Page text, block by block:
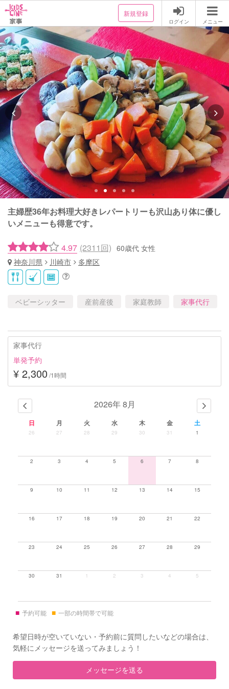
新規登録
ログイン メニュー
主婦歴36年お料理大好きレパートリーも沢山あり体に優し
いメニューも得意です。
4.97 (2311回) 60歳代 女性
神奈川県
川崎市 多摩区
ベビーシッター 産前産後 家庭教師 家事代行
家事代行
単発予約
¥ 2,300 /1時間
2026年 8月
日 月 火 水 木 金 土
26 27 28 29 30 31 1
2 3 4 5 6 7 8
9 10 11 12 13 14 15
16 17 18 19 20 21 22
23 24 25 26 27 28 29
30 31 1 2 3 4 5
■ 予約可能 ■ 一部の時間帯で可能
希望日時が空いていない・予約前に質問したいなどの場合は、
気軽にメッセージを送ってみましょう！
メッセージを送る